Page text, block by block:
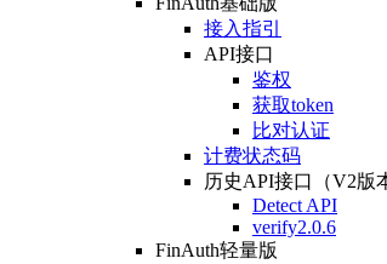
接入指引
API接口
鉴权
获取token
比对认证
计费状态码
历史API接口（V2版
Detect API
verify2.0.6
FinAuth轻量版